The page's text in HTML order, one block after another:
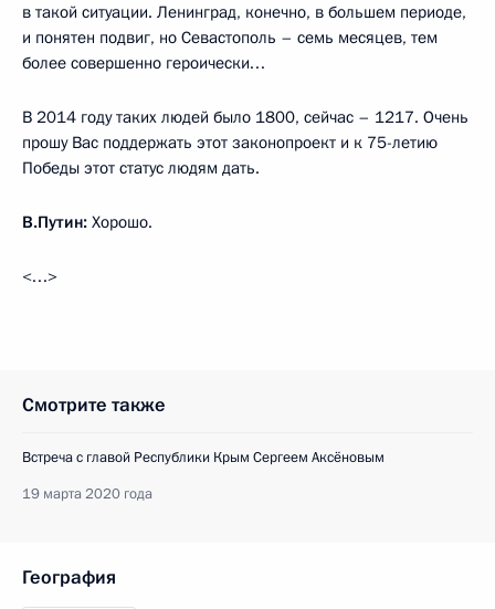
в такой ситуации. Ленинград, конечно, в большем периоде,
и понятен подвиг, но Севастополь – семь месяцев, тем
более совершенно героически…
В 2014 году таких людей было 1800, сейчас – 1217. Очень
прошу Вас поддержать этот законопроект и к 75-летию
Победы этот статус людям дать.
В.Путин: Хорошо.
<…>
Смотрите также
Встреча с главой Республики Крым Сергеем Аксёновым
19 марта 2020 года
География